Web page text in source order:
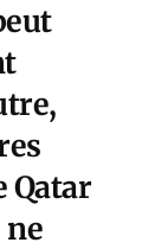
Qatar
ne